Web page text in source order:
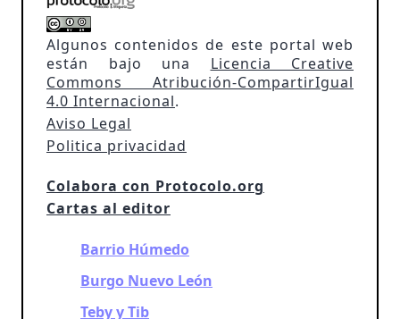
Algunos contenidos de este portal web
están bajo una Licencia Creative
Commons Atribución-CompartirIgual
4.0 Internacional.
Aviso Legal
Politica privacidad
Colabora con Protocolo.org
Cartas al editor
Barrio Húmedo
Burgo Nuevo León
Teby y Tib